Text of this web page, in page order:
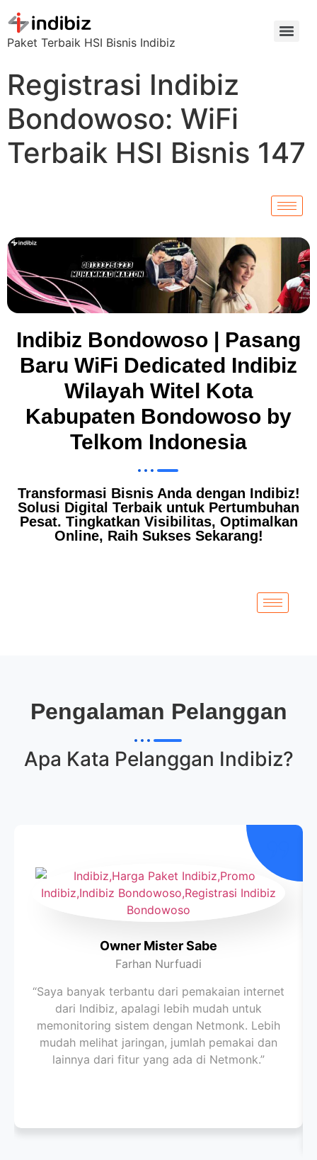
Paket Terbaik HSI Bisnis Indibiz
Registrasi Indibiz
Bondowoso: WiFi
Terbaik HSI Bisnis 147
Indibiz Bondowoso | Pasang
Baru WiFi Dedicated Indibiz
Wilayah Witel Kota
Kabupaten Bondowoso by
Telkom Indonesia
Transformasi Bisnis Anda dengan Indibiz!
Solusi Digital Terbaik untuk Pertumbuhan
Pesat. Tingkatkan Visibilitas, Optimalkan
Online, Raih Sukses Sekarang!
Pengalaman Pelanggan
Apa Kata Pelanggan Indibiz?
Owner Mister Sabe
Farhan Nurfuadi
“Saya banyak terbantu dari pemakaian internet
dari Indibiz, apalagi lebih mudah untuk
memonitoring sistem dengan Netmonk. Lebih
mudah melihat jaringan, jumlah pemakai dan
lainnya dari fitur yang ada di Netmonk.”